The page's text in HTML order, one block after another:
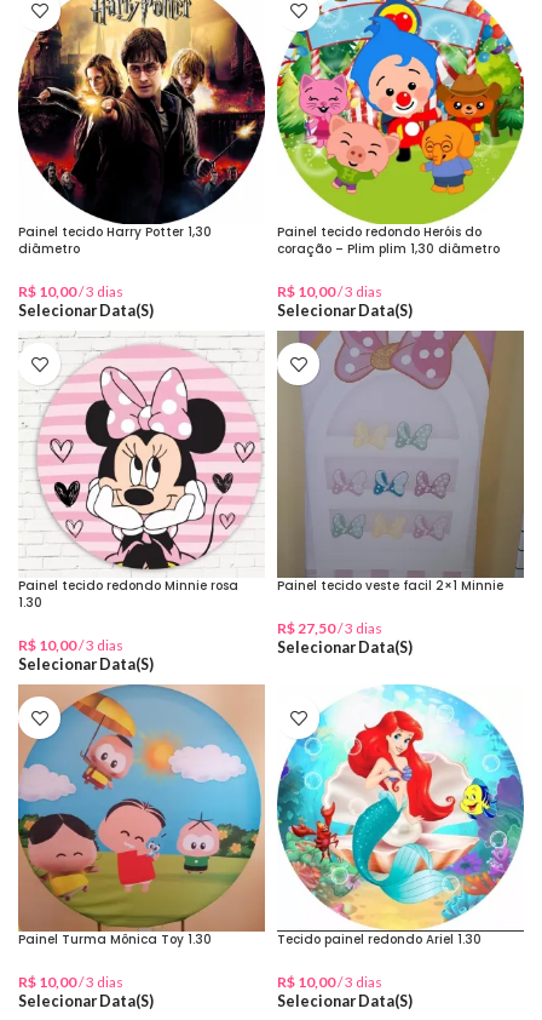
Painel tecido Harry Potter 1,30
diâmetro
R$ 10,00/ 3 dias
Selecionar Data(s)
Painel tecido redondo Heróis do
coração – Plim plim 1,30 diâmetro
R$ 10,00/ 3 dias
Selecionar Data(s)
Painel tecido redondo Minnie rosa
1.30
R$ 10,00/ 3 dias
Selecionar Data(s)
Painel tecido veste facil 2×1 Minnie
R$27,50/ 3 dias
Selecionar Data(s)
Painel Turma Mônica Toy 1.30
R$ 10,00/ 3 dias
Selecionar Data(s)
Tecido painel redondo Ariel 1.30
R$ 10,00/ 3 dias
Selecionar Data(s)